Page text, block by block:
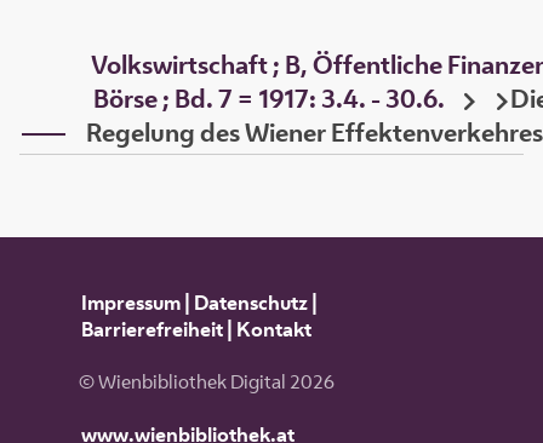
Volkswirtschaft ; B, Öffentliche
Börse ; Bd. 7 = 1917: 3.4. - 30.6.
Regelung des Wiener
Impressum| Datenschutz|
Barrierefreiheit| Kontakt
© Wienbibliothek Digital 2026
www.wienbibliothek.at